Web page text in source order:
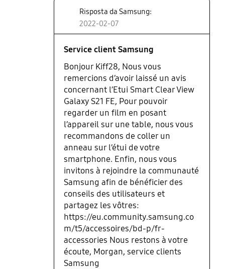
Risposta da Samsung:
2022-02-07
Service client Samsung
Bonjour Kiff28, Nous vous
remercions d’avoir laissé un avis
concernant l’Etui Smart Clear View
Galaxy S21 FE, Pour pouvoir
regarder un film en posant
l’appareil sur une table, nous vous
recommandons de coller un
anneau sur l’étui de votre
smartphone. Enfin, nous vous
invitons à rejoindre la communauté
Samsung afin de bénéficier des
conseils des utilisateurs et
partagez les vôtres:
https://eu.community.samsung.co
m/t5/accessoires/bd-p/fr-
accessories Nous restons à votre
écoute, Morgan, service clients
Samsung